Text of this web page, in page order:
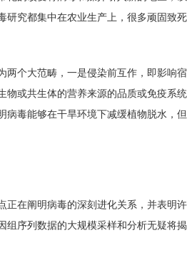
研究都集中在农业生产上，很多顽固致
两个大范畴，一是侵染前互作，即影响
物或共生体的营养来源的品质或免疫系
病毒能够在干旱环境下减缓植物脱水，
正在阐明病毒的深刻进化关系，并表明
组序列数据的大规模采样和分析无疑将